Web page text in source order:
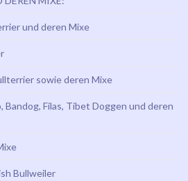
und deren Mixe
sowie deren Mixe
Filas, Tibet Doggen und deren
Bullweiler